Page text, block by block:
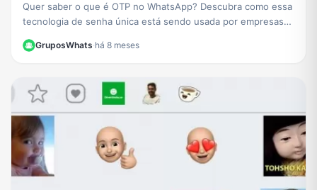
Quer saber o que é OTP no WhatsApp? Descubra como essa
tecnologia de senha única está sendo usada por empresas
como PicPay para aumentar sua segurança online.
GruposWhats·há 8 meses